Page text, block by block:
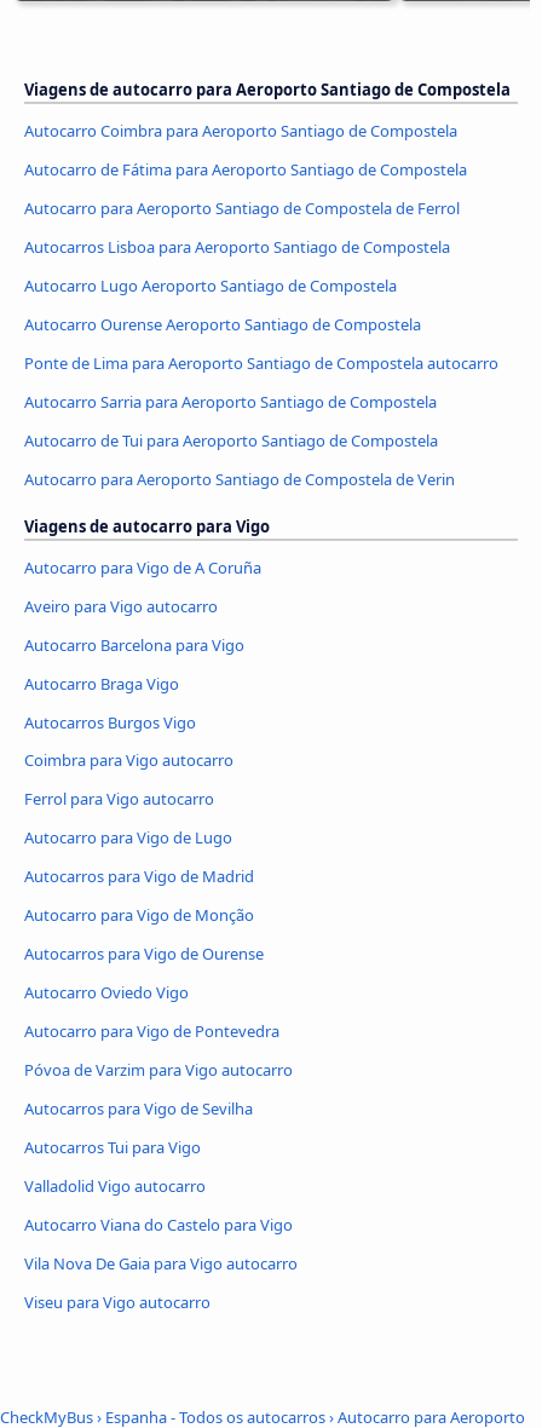
Viagens de autocarro para Aeroporto Santiago de Compostela
Autocarro Coimbra para Aeroporto Santiago de Compostela
Autocarro de Fátima para Aeroporto Santiago de Compostela
Autocarro para Aeroporto Santiago de Compostela de Ferrol
Autocarros Lisboa para Aeroporto Santiago de Compostela
Autocarro Lugo Aeroporto Santiago de Compostela
Autocarro Ourense Aeroporto Santiago de Compostela
Ponte de Lima para Aeroporto Santiago de Compostela autocarro
Autocarro Sarria para Aeroporto Santiago de Compostela
Autocarro de Tui para Aeroporto Santiago de Compostela
Autocarro para Aeroporto Santiago de Compostela de Verin
Viagens de autocarro para Vigo
Autocarro para Vigo de A Coruña
Aveiro para Vigo autocarro
Autocarro Barcelona para Vigo
Autocarro Braga Vigo
Autocarros Burgos Vigo
Coimbra para Vigo autocarro
Ferrol para Vigo autocarro
Autocarro para Vigo de Lugo
Autocarros para Vigo de Madrid
Autocarro para Vigo de Monção
Autocarros para Vigo de Ourense
Autocarro Oviedo Vigo
Autocarro para Vigo de Pontevedra
Póvoa de Varzim para Vigo autocarro
Autocarros para Vigo de Sevilha
Autocarros Tui para Vigo
Valladolid Vigo autocarro
Autocarro Viana do Castelo para Vigo
Vila Nova De Gaia para Vigo autocarro
Viseu para Vigo autocarro
CheckMyBus› Espanha - Todos os autocarros›Autocarro para Aeroporto